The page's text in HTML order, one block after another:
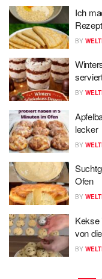
Ich
BY
BY
lecker
BY
Ofen
BY
Kekse
von
BY